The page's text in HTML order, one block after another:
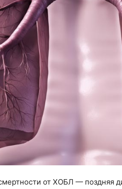
от ХОБЛ — поздняя